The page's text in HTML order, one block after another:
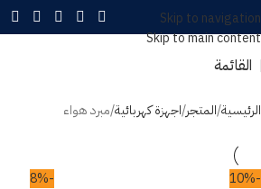
Skip to navigation
Skip to main content
القائمة
الرئيسية المتجر اجهزة كهربائية مبرد هواء
-10%
-8%